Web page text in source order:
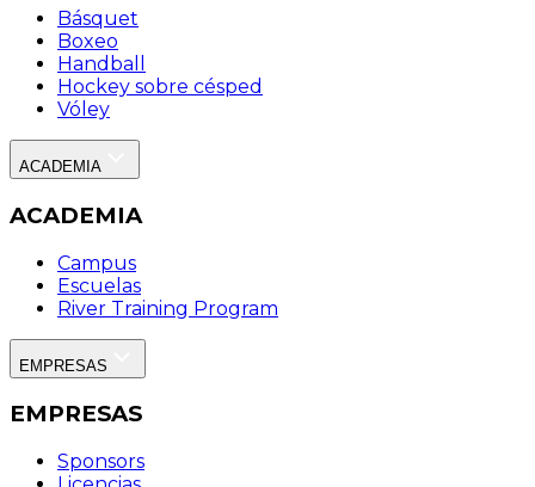
Básquet
Boxeo
Handball
Hockey sobre césped
Vóley
ACADEMIA
ACADEMIA
Campus
Escuelas
River Training Program
EMPRESAS
EMPRESAS
Sponsors